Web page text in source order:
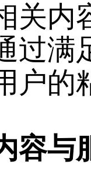
关内
过满
户的
容与